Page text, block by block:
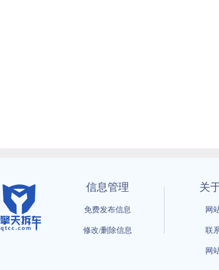
信息管理
免费发布信息
修改/删除信息
关
网
联
网